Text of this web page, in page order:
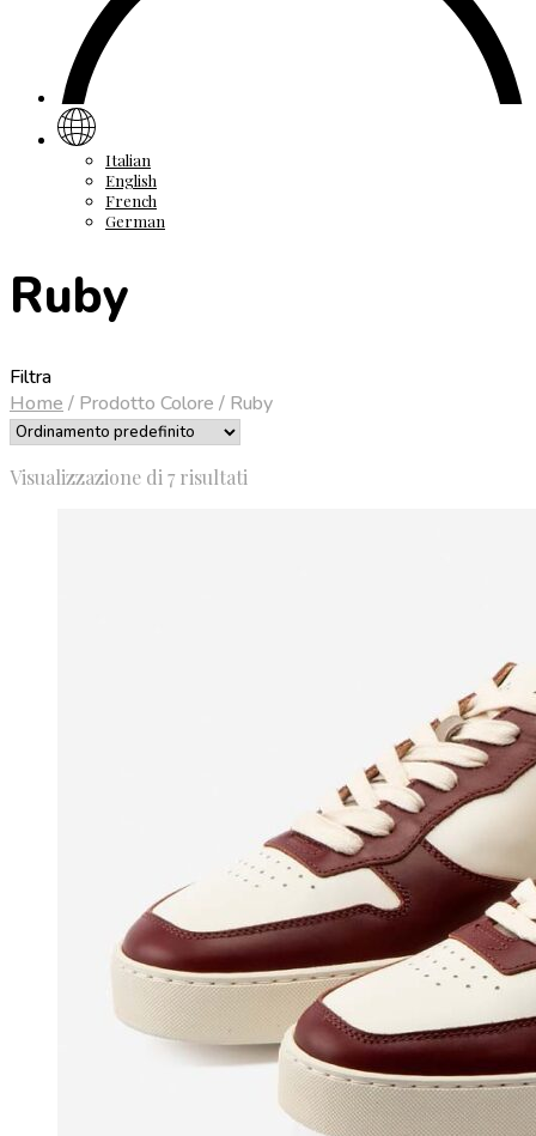
Italian
English
French
German
Ruby
Filtra
Home / Prodotto Colore / Ruby
Visualizzazione di 7 risultati